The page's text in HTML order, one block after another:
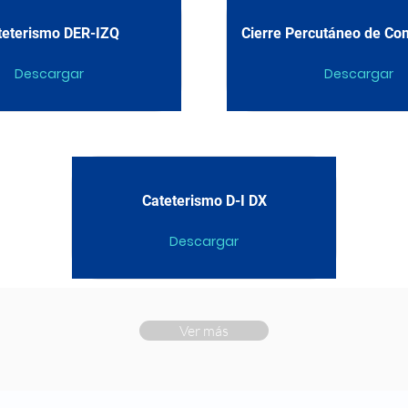
DER-IZQ
Descargar
Cierre Percutáneo de
Descargar
Cateterismo D-I DX
Descargar
Ver más